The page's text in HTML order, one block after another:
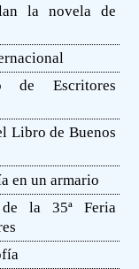
la novela de
de Escritores
Libro de Buenos
en un armario
la 35ª Feria